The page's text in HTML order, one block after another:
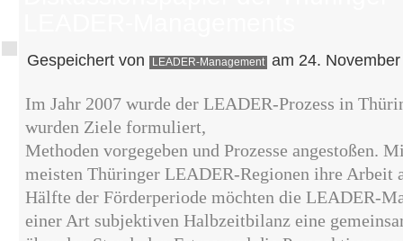
Gespeichert von LEADER-Management am 24.
Im Jahr 2007 wurde der LEADER-Prozess in
wurden Ziele formuliert,
Methoden vorgegeben und Prozesse angestoßen.
meisten Thüringer LEADER-Regionen ihre Arbeit
Hälfte der Förderperiode möchten die LEADER-
einer Art subjektiven Halbzeitbilanz eine